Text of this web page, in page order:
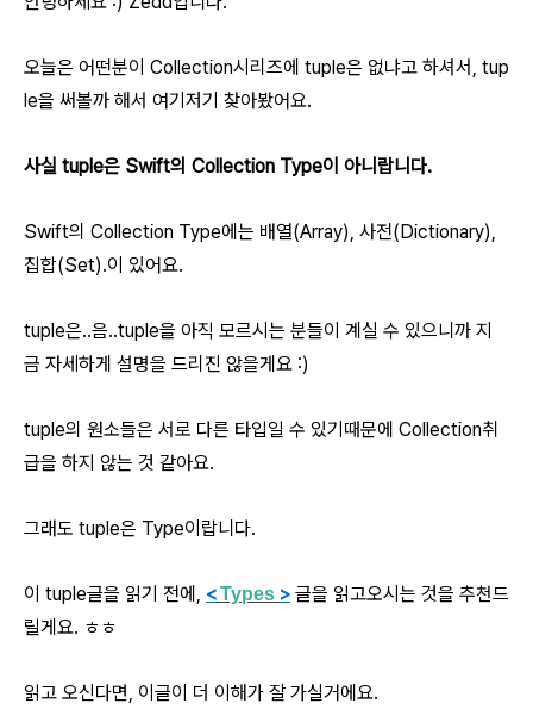
오늘은 어떤분이 Collection시리즈에 tuple은 없냐고 하셔서, tup
le을 써볼까 해서 여기저기 찾아봤어요.
사실 tuple은 Swift의 Collection Type이 아니랍니다.
Swift의 Collection Type에는 배열(Array), 사전(Dictionary),
집합(Set).이 있어요.
tuple은..음..tuple을 아직 모르시는 분들이 계실 수 있으니까 지
금 자세하게 설명을 드리진 않을게요 :)
tuple의 원소들은 서로 다른 타입일 수 있기때문에 Collection취
급을 하지 않는 것 같아요.
그래도 tuple은 Type이랍니다.
이 tuple글을 읽기 전에, <Types > 글을 읽고오시는 것을 추천드
릴게요. ㅎㅎ
읽고 오신다면, 이글이 더 이해가 잘 가실거에요.